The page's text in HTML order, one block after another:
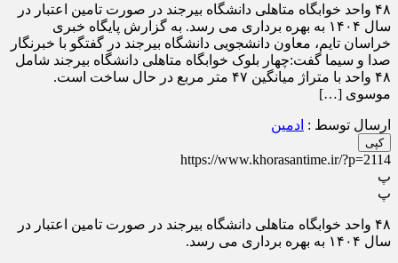
۴۸ واحد خوابگاه متاهلی دانشگاه بیرجند در صورت تامین اعتبار در
سال ۱۴۰۴ به بهره برداری می رسد. به گزارش پایگاه خبری
خراسان تایم، معاون دانشجویی دانشگاه بیرجند در گفتگو با خبرنگار
صدا و سیما گفت:چهار بلوک خوابگاه متاهلی دانشگاه بیرجند شامل
۴۸ واحد با متراژ میانگین ۴۷ متر مربع در حال ساخت است.
موسوی […]
ارسال توسط : ادمین
کپی
https://www.khorasantime.ir/?p=2114
پ
پ
۴۸ واحد خوابگاه متاهلی دانشگاه بیرجند در صورت تامین اعتبار در
سال ۱۴۰۴ به بهره برداری می رسد.